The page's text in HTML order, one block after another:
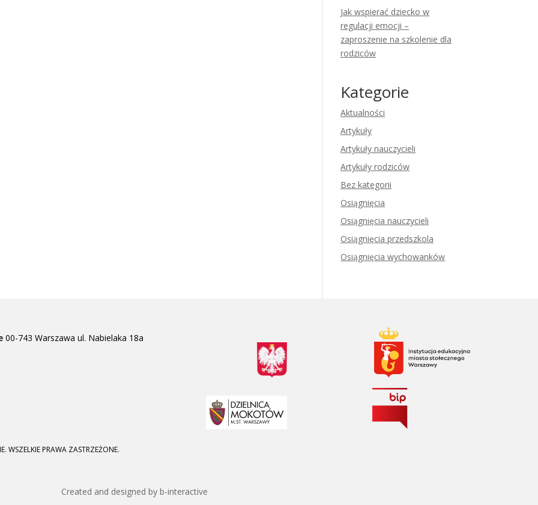
Jak wspierać dziecko w
regulacji emocji –
zaproszenie na szkolenie dla
rodziców
Kategorie
Aktualności
Artykuły
Artykuły nauczycieli
Artykuły rodziców
Bez kategorii
Osiągnięcia
Osiągnięcia nauczycieli
Osiągnięcia przedszkola
Osiągnięcia wychowanków
00-743 Warszawa ul. Nabielaka 18a
WSZELKIE PRAWA ZASTRZEŻONE.
Created and designed by b-interactive